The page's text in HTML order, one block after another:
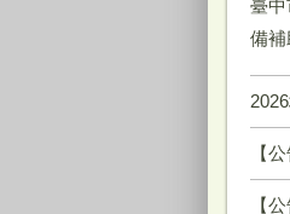
臺
備
【公
【